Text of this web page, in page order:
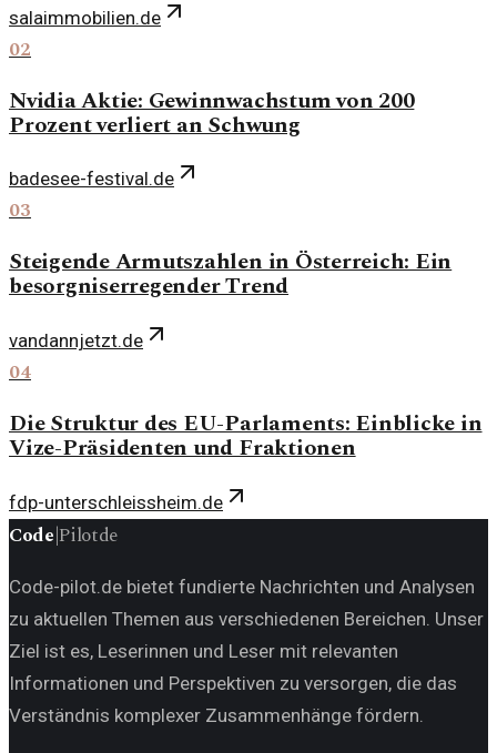
salaimmobilien.de
02
Nvidia Aktie: Gewinnwachstum von 200
Prozent verliert an Schwung
badesee-festival.de
03
Steigende Armutszahlen in Österreich: Ein
besorgniserregender Trend
vandannjetzt.de
04
Die Struktur des EU-Parlaments: Einblicke in
Vize-Präsidenten und Fraktionen
fdp-unterschleissheim.de
Code|Pilotde
Code-pilot.de bietet fundierte Nachrichten und Analysen
zu aktuellen Themen aus verschiedenen Bereichen. Unser
Ziel ist es, Leserinnen und Leser mit relevanten
Informationen und Perspektiven zu versorgen, die das
Verständnis komplexer Zusammenhänge fördern.